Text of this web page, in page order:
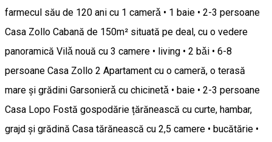
farmecul său de 120 ani cu 1 camerǎ • 1 baie • 2-3 persoane
Casa Zollo Cabană de 150m² situată pe deal, cu o vedere
panoramică Vilǎ nouă cu 3 camere • living • 2 bǎi • 6-8
persoane Casa Zollo 2 Apartament cu o cameră, o terasă
mare și grădini Garsonierǎ cu chicinetǎ • baie • 2-3 persoane
Casa Lopo Fostă gospodărie țărănească cu curte, hambar,
grajd și grădină Casa tărănească cu 2,5 camere • bucătărie •